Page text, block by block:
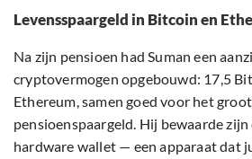
Levensspaargeld in Bitcoin en
Na zijn pensioen had Suman een
cryptovermogen opgebouwd: 17,5
Ethereum, samen goed voor het
pensioenspaargeld. Hij bewaarde
hardware wallet — een apparaat dat